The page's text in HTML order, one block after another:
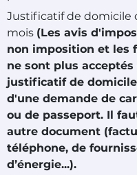
Justificatif de domicile
mois (Les avis
non imposition et les
ne sont plus
justificatif de
d'une demande de
ou de passeport. Il
autre document
téléphone, de
d’énergie...).